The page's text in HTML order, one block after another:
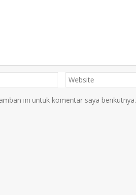
ini untuk komentar saya berikutnya.